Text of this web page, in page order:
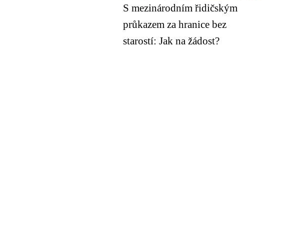
S mezinárodním řidičským
průkazem za hranice bez
starostí: Jak na žádost?